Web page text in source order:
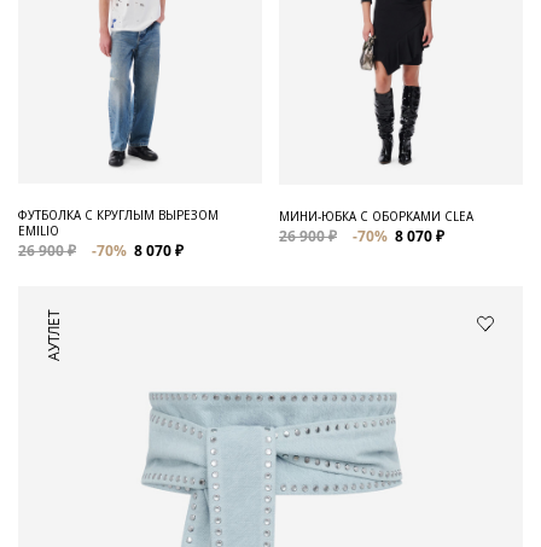
ФУТБОЛКА С КРУГЛЫМ ВЫРЕЗОМ
EMILIO
26 900 ₽ -70% 8 070 ₽
МИНИ-ЮБКА С ОБОРКАМИ CLEA
26 900 ₽ -70% 8 070 ₽
АУТЛЕТ